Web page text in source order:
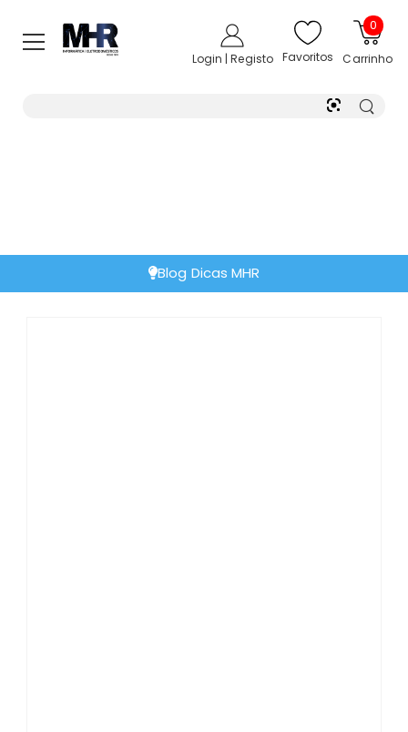
Login | Registo Favoritos
0
Carrinho
Blog Dicas MHR